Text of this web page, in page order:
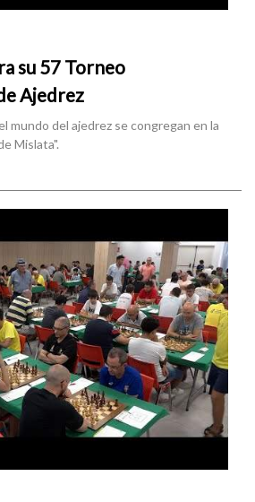
su 57 Torneo
Ajedrez
mundo del ajedrez se congregan en la
Mislata".